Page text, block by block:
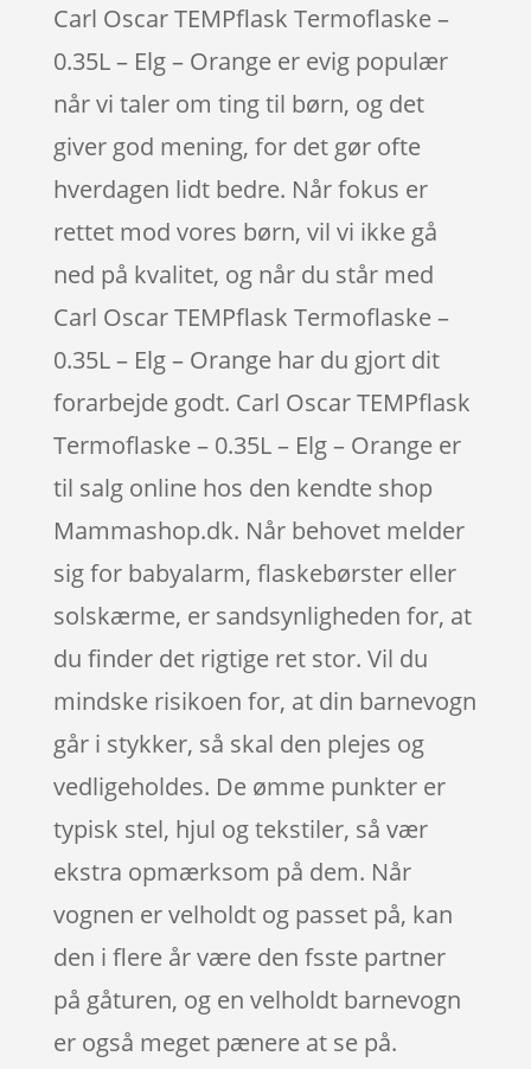
Carl Oscar TEMPflask Termoflaske –
0.35L – Elg – Orange er evig populær
når vi taler om ting til børn, og det
giver god mening, for det gør ofte
hverdagen lidt bedre. Når fokus er
rettet mod vores børn, vil vi ikke gå
ned på kvalitet, og når du står med
Carl Oscar TEMPflask Termoflaske –
0.35L – Elg – Orange har du gjort dit
forarbejde godt. Carl Oscar TEMPflask
Termoflaske – 0.35L – Elg – Orange er
til salg online hos den kendte shop
Mammashop.dk. Når behovet melder
sig for babyalarm, flaskebørster eller
solskærme, er sandsynligheden for, at
du finder det rigtige ret stor. Vil du
mindske risikoen for, at din barnevogn
går i stykker, så skal den plejes og
vedligeholdes. De ømme punkter er
typisk stel, hjul og tekstiler, så vær
ekstra opmærksom på dem. Når
vognen er velholdt og passet på, kan
den i flere år være den fsste partner
på gåturen, og en velholdt barnevogn
er også meget pænere at se på.